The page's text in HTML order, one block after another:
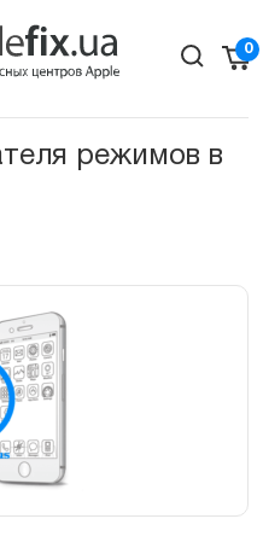
0
режимов в